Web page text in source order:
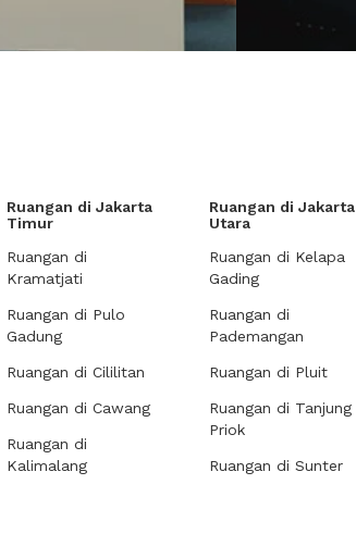
Ruangan di Jakarta
Timur
Ruangan di
Kramatjati
Ruangan di Pulo
Gadung
Ruangan di Cililitan
Ruangan di Cawang
Ruangan di
Kalimalang
Ruangan di Jakarta
Utara
Ruangan di Kelapa
Gading
Ruangan di
Pademangan
Ruangan di Pluit
Ruangan di Tanjung
Priok
Ruangan di Sunter